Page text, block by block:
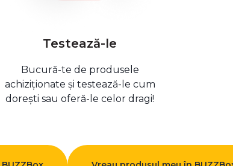
Testează-le
Bucură-te de produsele
achiziționate și testează-le cum
dorești sau oferă-le celor dragi!